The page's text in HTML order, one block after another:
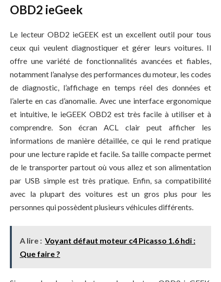
OBD2 ieGeek
Le lecteur OBD2 ieGEEK est un excellent outil pour tous
ceux qui veulent diagnostiquer et gérer leurs voitures. Il
offre une variété de fonctionnalités avancées et fiables,
notamment l’analyse des performances du moteur, les codes
de diagnostic, l’affichage en temps réel des données et
l’alerte en cas d’anomalie. Avec une interface ergonomique
et intuitive, le ieGEEK OBD2 est très facile à utiliser et à
comprendre. Son écran ACL clair peut afficher les
informations de manière détaillée, ce qui le rend pratique
pour une lecture rapide et facile. Sa taille compacte permet
de le transporter partout où vous allez et son alimentation
par USB simple est très pratique. Enfin, sa compatibilité
avec la plupart des voitures est un gros plus pour les
personnes qui possèdent plusieurs véhicules différents.
A lire : Voyant défaut moteur c4 Picasso 1.6 hdi :
Que faire ?